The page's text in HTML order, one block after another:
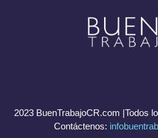
2023 BuenTrabajoCR.com |Todos
Contáctenos: